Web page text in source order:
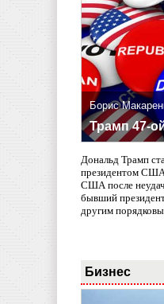
Борис
Трамп 47-
Дональд Трамп
президентом США
США после
бывший
другим
Бизнес